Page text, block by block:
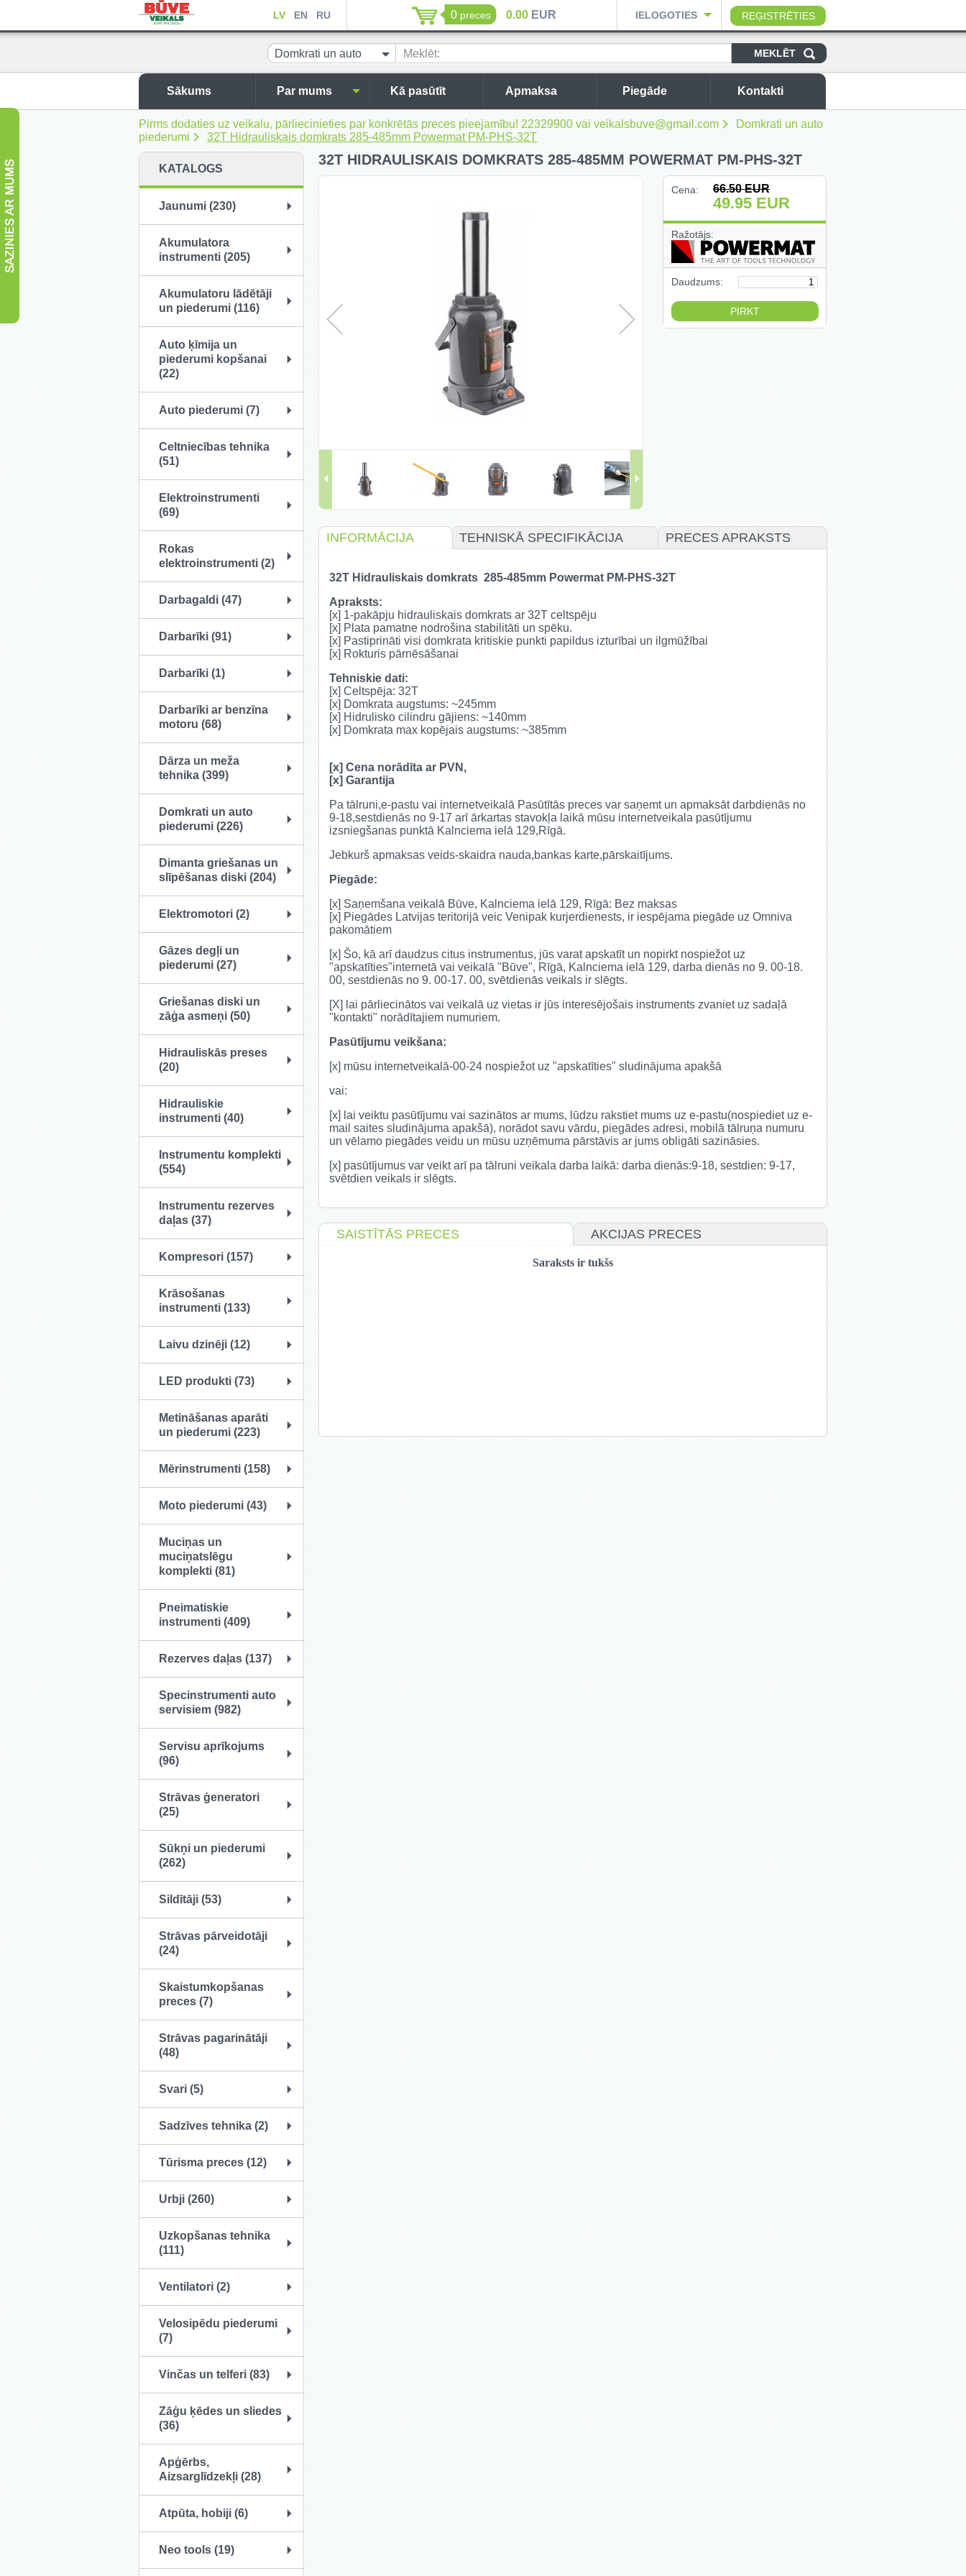
LV EN RU 0 preces 0.00EUR IELOGOTIES REĢISTRĒTIES
Domkrati un auto
piederumi
Meklēt:
Sākums Par mums Kā pasūtīt Apmaksa Piegāde Kontakti
Pirms dodaties uz veikalu, pārliecinieties par konkrētās preces pieejamību! 22329900 vai veikalsbuve@gmail.com
Domkrati un auto
piederumi
32T Hidrauliskais domkrats 285-485mm Powermat PM-PHS-32T
KATALOGS
Jaunumi (230)
Akumulatora
instrumenti (205)
Akumulatoru lādētāji
un piederumi (116)
Auto ķīmija un
piederumi kopšanai
(22)
Auto piederumi (7)
Celtniecības tehnika
(51)
Elektroinstrumenti
(69)
Rokas
elektroinstrumenti (2)
Darbagaldi (47)
Darbarīki (91)
Darbarīki (1)
Darbarīki ar benzīna
motoru (68)
Dārza un meža
tehnika (399)
Domkrati un auto
piederumi (226)
Dimanta griešanas un
slīpēšanas diski (204)
Elektromotori (2)
Gāzes degļi un
piederumi (27)
Griešanas diski un
zāģa asmeņi (50)
Hidrauliskās preses
(20)
Hidrauliskie
instrumenti (40)
Instrumentu komplekti
(554)
Instrumentu rezerves
daļas (37)
Kompresori (157)
Krāsošanas
instrumenti (133)
Laivu dzinēji (12)
LED produkti (73)
Metināšanas aparāti
un piederumi (223)
Mērinstrumenti (158)
Moto piederumi (43)
Muciņas un
muciņatslēgu
komplekti (81)
Pneimatiskie
instrumenti (409)
Rezerves daļas (137)
Specinstrumenti auto
servisiem (982)
Servisu aprīkojums
(96)
Strāvas ģeneratori
(25)
Sūkņi un piederumi
(262)
Sildītāji (53)
Strāvas pārveidotāji
(24)
Skaistumkopšanas
preces (7)
Strāvas pagarinātāji
(48)
Svari (5)
Sadzīves tehnika (2)
Tūrisma preces (12)
Urbji (260)
Uzkopšanas tehnika
(111)
Ventilatori (2)
Velosipēdu piederumi
(7)
Vinčas un telferi (83)
Zāģu ķēdes un sliedes
(36)
Apģērbs,
Aizsarglīdzekļi (28)
Atpūta, hobiji (6)
Neo tools (19)
32T HIDRAULISKAIS DOMKRATS 285-485MM POWERMAT PM-PHS-32T
Cena: 66.50EUR
49.95 EUR
Ražotājs:
Daudzums:
INFORMĀCIJA TEHNISKĀ SPECIFIKĀCIJA PRECES APRAKSTS
32T Hidrauliskais domkrats 285-485mm Powermat PM-PHS-32T
Apraksts:
[x] 1-pakāpju hidrauliskais domkrats ar 32T celtspēju
[x] Plata pamatne nodrošina stabilitāti un spēku.
[x] Pastiprināti visi domkrata kritiskie punkti papildus izturībai un ilgmūžībai
[x] Rokturis pārnēsāšanai
Tehniskie dati:
[x] Celtspēja: 32T
[x] Domkrata augstums: ~245mm
[x] Hidrulisko cilindru gājiens: ~140mm
[x] Domkrata max kopējais augstums: ~385mm
[x] Cena norādīta ar PVN,
[x] Garantija
Pa tālruni,e-pastu vai internetveikalā Pasūtītās preces var saņemt un apmaksāt darbdienās no
9-18,sestdienās no 9-17 arī ārkartas stavokļa laikā mūsu internetveikala pasūtījumu
izsniegšanas punktā Kalnciema ielā 129,Rīgā.
Jebkurš apmaksas veids-skaidra nauda,bankas karte,pārskaitījums.
Piegāde:
[x] Saņemšana veikalā Būve, Kalnciema ielā 129, Rīgā: Bez maksas
[x] Piegādes Latvijas teritorijā veic Venipak kurjerdienests, ir iespējama piegāde uz Omniva
pakomātiem
[x] Šo, kā arī daudzus citus instrumentus, jūs varat apskatīt un nopirkt nospiežot uz
"apskatīties"internetā vai veikalā "Būve", Rīgā, Kalnciema ielā 129, darba dienās no 9. 00-18.
00, sestdienās no 9. 00-17. 00, svētdienās veikals ir slēgts.
[X] lai pārliecinātos vai veikalā uz vietas ir jūs interesējošais instruments zvaniet uz sadaļā
"kontakti" norādītajiem numuriem.
Pasūtījumu veikšana:
[x] mūsu internetveikalā-00-24 nospiežot uz "apskatīties" sludinājuma apakšā
vai:
[x] lai veiktu pasūtījumu vai sazinātos ar mums, lūdzu rakstiet mums uz e-pastu(nospiediet uz e-
mail saites sludinājuma apakšā), norādot savu vārdu, piegādes adresi, mobilā tālruņa numuru
un vēlamo piegādes veidu un mūsu uzņēmuma pārstāvis ar jums obligāti sazināsies.
[x] pasūtījumus var veikt arī pa tālruni veikala darba laikā: darba dienās:9-18, sestdien: 9-17,
svētdien veikals ir slēgts.
SAISTĪTĀS PRECES AKCIJAS PRECES
Saraksts ir tukšs